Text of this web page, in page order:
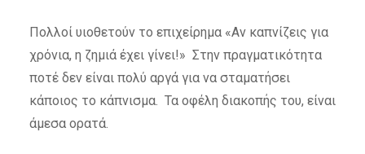
Πολλοί υιοθετούν το επιχείρημα «Αν καπνίζεις για
χρόνια, η ζημιά έχει γίνει!» Στην πραγματικότητα
ποτέ δεν είναι πολύ αργά για να σταματήσει
κάποιος το κάπνισμα. Τα οφέλη διακοπής του, είναι
άμεσα ορατά.